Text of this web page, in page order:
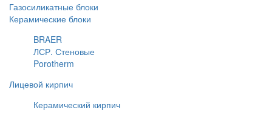
Газосиликатные блоки
Керамические блоки
BRAER
ЛСР. Стеновые
Porotherm
Лицевой кирпич
Керамический кирпич